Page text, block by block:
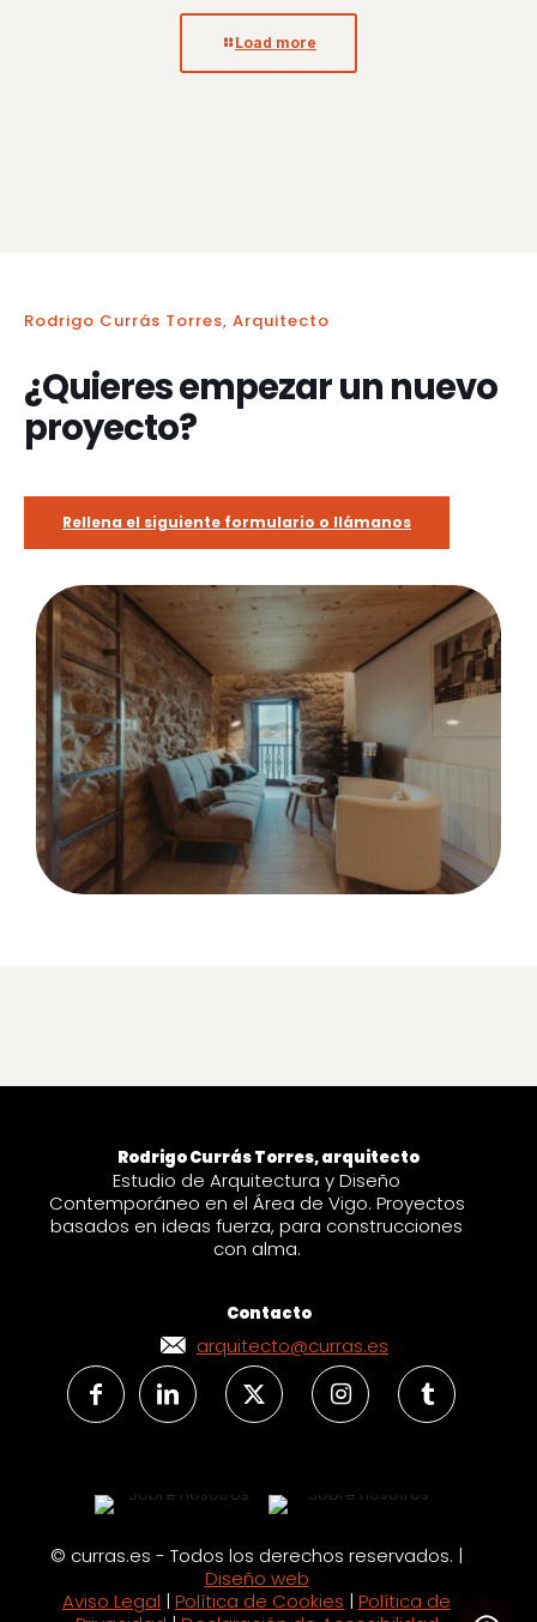
Load more
Rodrigo Currás Torres, Arquitecto
¿Quieres empezar un nuevo
proyecto?
Rellena el siguiente formulario o llámanos
Rodrigo Currás Torres, arquitecto
Estudio de Arquitectura y Diseño
Contemporáneo en el Área de Vigo. Proyectos
basados en ideas fuerza, para construcciones
con alma.
Contacto
arquitecto@curras.es
© curras.es - Todos los derechos reservados. |
Diseño web
Aviso Legal | Política de Cookies | Política de